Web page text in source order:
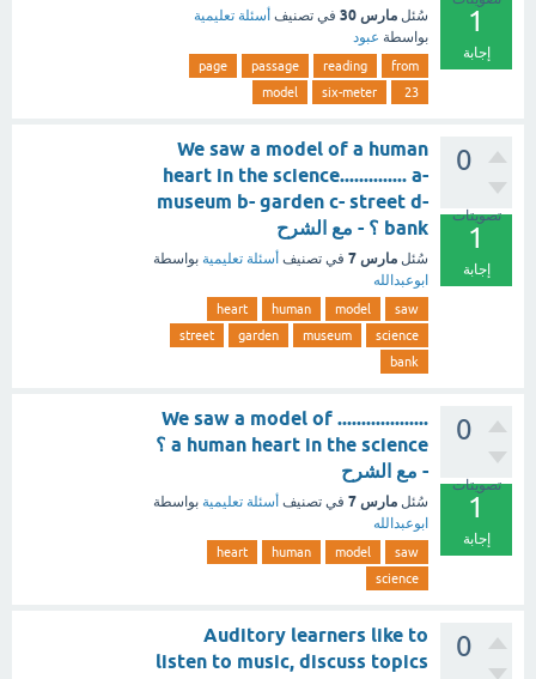
1
إجابة
سُئل مارس 30 في تصنيف أسئلة تعليمية
بواسطة عبود
from
reading
passage
page
23
six-meter
model
0
تصويتات
1
إجابة
We saw a model of a human
heart in the science.............. a-
museum b- garden c- street d-
bank ؟ - مع الشرح
سُئل مارس 7 في تصنيف أسئلة تعليمية بواسطة
ابوعبدالله
saw
model
human
heart
science
museum
garden
street
bank
0
تصويتات
1
إجابة
................... We saw a model of
a human heart in the science ؟
- مع الشرح
سُئل مارس 7 في تصنيف أسئلة تعليمية بواسطة
ابوعبدالله
saw
model
human
heart
science
0
Auditory learners like to
listen to music, discuss topics